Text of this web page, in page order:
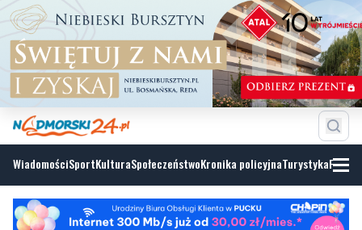
WiadomościSportKulturaSpołeczeństwoKronika policyjnaTurystyka